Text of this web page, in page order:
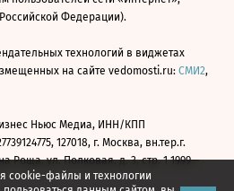
cookie-файлы и технологии
Федерации).
технологий в виджетах
на сайте vedomosti.ru: СМИ2,
Ньюс Медиа, ИНН/КПП
127018, г. Москва, вн.тер.г.
Роща, ул. Полковая, д. 3, стр. 1 1999—